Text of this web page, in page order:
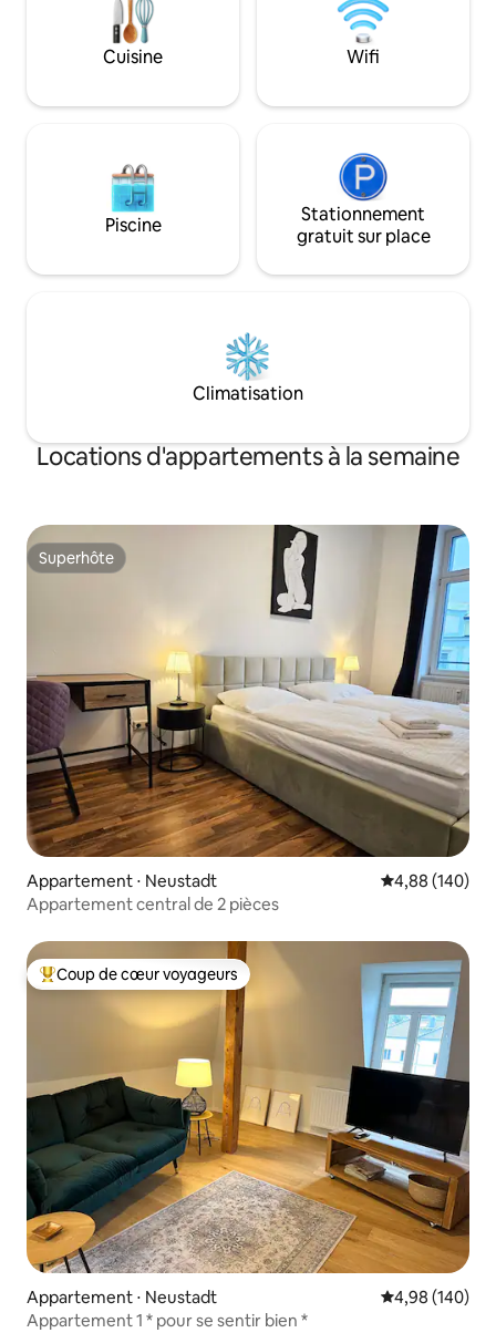
Le parking se
immédiate de
Cuisine Wifi
Piscine
Stationnement
gratuit sur place
Climatisation
Locations d'appartements à la semaine
Superhôte
Superhôte
Appartement ⋅ Neustadt Évaluation
4,88 (140)
Appartement central de 2 pièces
Coups de cœur voyageurs les plus appréciés
Coup de cœur voyageurs
Appartement ⋅ Neustadt Évaluation
4,98 (140)
Appartement 1 * pour se sentir bien *